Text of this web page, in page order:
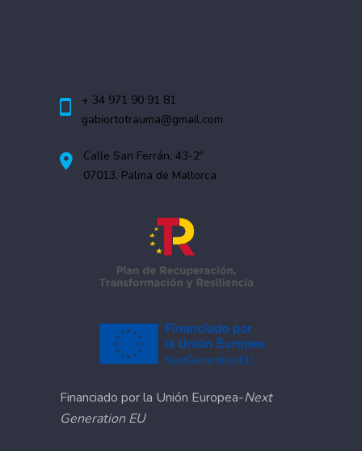
+ 34 971 90 91 81
gabiortotrauma@gmail.com
Calle San Ferrán, 43-2º
07013, Palma de Mallorca
Financiado por la Unión Europea-Next
Generation EU